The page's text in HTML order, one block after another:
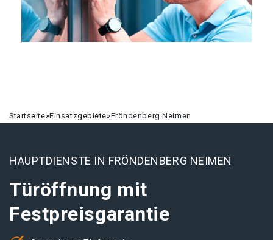
Startseite»Einsatzgebiete»Fröndenberg Neimen
HAUPTDIENSTE IN FRÖNDENBERG NEIMEN
Türöffnung mit
Festpreisgarantie